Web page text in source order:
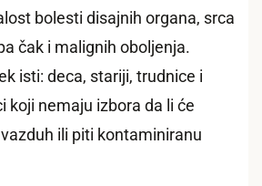
bolesti disajnih organa, srca
čak i malignih oboljenja.
isti: deca, stariji, trudnice i
koji nemaju izbora da li će
ili piti kontaminiranu